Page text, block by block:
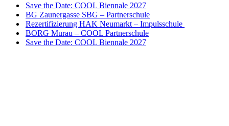
Save the Date: COOL Biennale 2027
BG Zaunergasse SBG – Partnerschule
Rezertifizierung HAK Neumarkt – Impulsschule
BORG Murau – COOL Partnerschule
Save the Date: COOL Biennale 2027